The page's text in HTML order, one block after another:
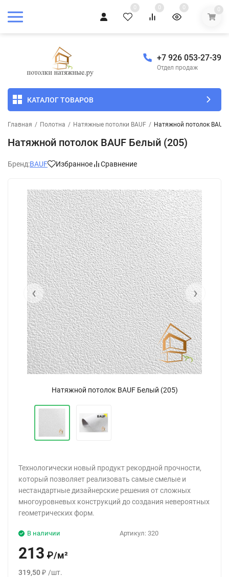
0 0 0 0
+7 926 053-27-39
Отдел продаж
КАТАЛОГ ТОВАРОВ
Главная / Полотна / Натяжные потолки BAUF / Натяжной потолок
Натяжной потолок BAUF Белый (205)
Бренд:BAUF Избранное Сравнение
Натяжной потолок BAUF Белый (205)
‹ ›
Технологически новый продукт рекордной прочности,
который позволяет реализовать самые смелые и
нестандартные дизайнерские решения от сложных
многоуровневых конструкций до создания невероятных
геометрических форм.
Артикул: 320
В наличии
213 ₽/м²
319,50₽ /шт.